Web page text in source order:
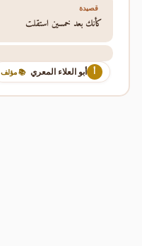
قصيدة
كأنك بعد خمسين استقلت
أبو العلاء المعري 📚 مؤلف